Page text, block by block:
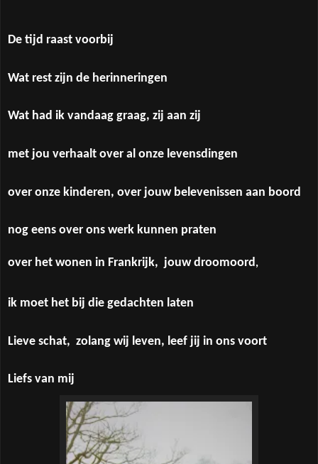
De tijd raast voorbij
Wat rest zijn de herinneringen
Wat had ik vandaag graag, zij aan zij
met jou verhaalt over al onze levensdingen
over onze kinderen, over jouw belevenissen aan boord
nog eens over ons werk kunnen praten
over het wonen in Frankrijk, jouw droomoord,
ik moet het bij die gedachten laten
Lieve schat, zolang wij leven, leef jij in ons voort
Liefs van mij